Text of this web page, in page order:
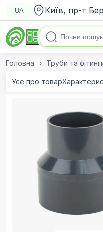
UA Київ, пр-т
Головна Труби та
Усе про товар